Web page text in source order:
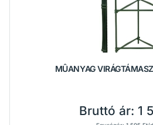
MÛANYAG
Bruttó ár: 1